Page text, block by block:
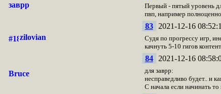
заврр
Первый - пятый уровень
пвп, например
zilovian
83 2021-12-16
Судя по прогрессу игр,
качнуть 5-10 гигов
Bruce
84 2021-12-16
для заврр:
несправедливо будет.. и
С начала если начинать